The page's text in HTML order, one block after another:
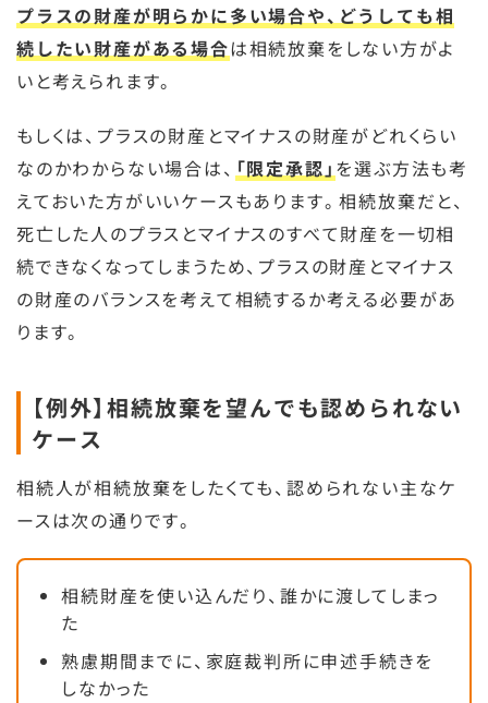
プラスの財産が明らかに多い場合や、どうしても相
続したい財産がある場合は相続放棄をしない方がよ
いと考えられます。
もしくは、プラスの財産とマイナスの財産がどれくらい
なのかわからない場合は、 「限定承認」 を選ぶ方法も考
えておいた方がいいケースもあります。相続放棄だと、
死亡した人のプラスとマイナスのすべて財産を一切相
続できなくなってしまうため、プラスの財産とマイナス
の財産のバランスを考えて相続するか考える必要があ
ります。
【例外】相続放棄を望んでも認められない
ケース
相続人が相続放棄をしたくても、認められない主なケ
ースは次の通りです。
相続財産を使い込んだり、誰かに渡してしまっ
た
熟慮期間までに、家庭裁判所に申述手続きを
しなかった